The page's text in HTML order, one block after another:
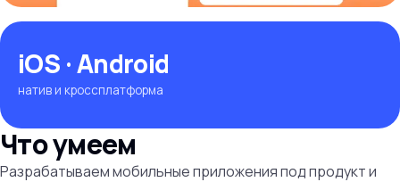
iOS · Android
натив и кроссплатформа
Что умеем
Разрабатываем мобильные приложения под продукт и